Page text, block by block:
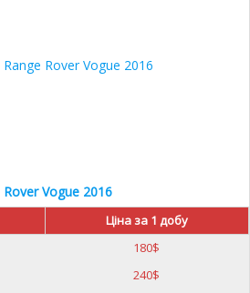
Rover Vogue 2016
Ціна за 1 добу
180$
240$